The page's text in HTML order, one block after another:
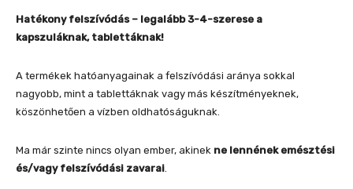
Hatékony felszívódás – legalább 3-4-szerese a
kapszuláknak, tablettáknak!
A termékek hatóanyagainak a felszívódási aránya sokkal
nagyobb, mint a tablettáknak vagy más készítményeknek,
köszönhetően a vízben oldhatóságuknak.
Ma már szinte nincs olyan ember, akinek ne lennének emésztési
és/vagy felszívódási zavarai